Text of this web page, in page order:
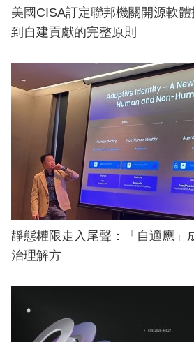
美國CISA訂定聯邦機關開源軟
到自建貢獻的完整原則
靜態權限走入尾聲：「自適應」
治理解方